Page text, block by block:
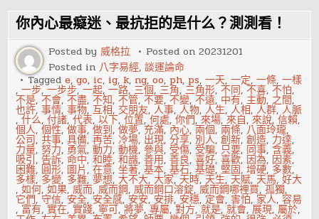
炎
應
怎
樣
治
療
你內心最癡迷、最抗拒的是什么？測測看！
Posted by威格拉 Posted on20231201
Posted in 八字易經,談運論命
Taggede,go, ic, ig, k, ng,oo, ph, ps,一天,一定,一條,一樣
,一步,一步步,一起,一路, 三個, 三角, 三角形,不同,不喜,不怕,
不是,不會,不盡,不知,不管,不要,不變,不遠, 中有,主動, 之間,
也許,事情,事物,互相, 交朋友,人事,人物,人生,人相,人群,人脈
,什么,付諸,代表,以下,位置,何處,你們,來場,來自,來說,信賴,
個人,個性,做事,做到,做夢, 充滿, 內心, 兩個, 兩條, 八面玲瓏,
公司,共事,具備,再苦, 冷場, 出現,分享, 別人,創新,創造, 力達,
力量,努力, 勇氣,動力,動機,參與, 受傷, 受騙, 只要, 同事,含義,
吸引,告訴,命中,和睦,和諧,善用,善良,喜好,喜歡, 因為, 因素,
困難, 圓形, 圖片,在意,坐著,基本,基石,基礎,堅固,增硬, 多數,
多樣, 多變, 多難,夢想,大不大,大家, 天時, 天生, 天賦, 天馬,好大
,如何,如果,威而,威而鋼,威而鋼口溶錠,威而鋼哪裡買,孤獨,
它們,守信, 安全, 安全感, 安安, 安排, 安穩, 定會,害怕, 家人,容易
, 富有,實在,實踐, 寧可,將夢,專屬,對方,就是,就會,展現,屬於,